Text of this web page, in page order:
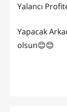
Yalancı
Yapacak
olsun😊😊